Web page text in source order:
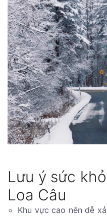
Lưu ý sức
Loa Câu
Khu vực cao nên dễ